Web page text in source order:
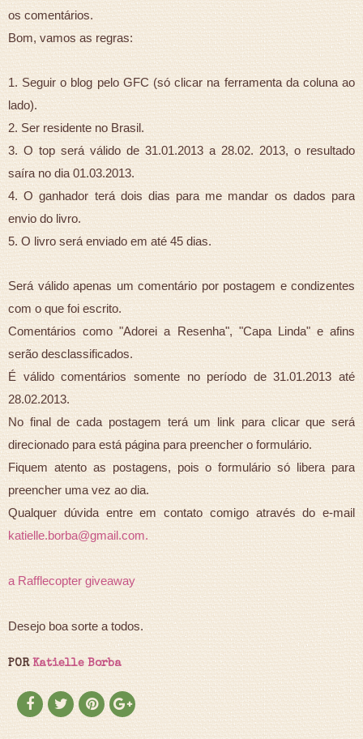
os comentários.
Bom, vamos as regras:
1. Seguir o blog pelo GFC (só clicar na ferramenta da coluna ao
lado).
2. Ser residente no Brasil.
3. O top será válido de 31.01.2013 a 28.02. 2013, o resultado
saíra no dia 01.03.2013.
4. O ganhador terá dois dias para me mandar os dados para
envio do livro.
5. O livro será enviado em até 45 dias.
Será válido apenas um comentário por postagem e condizentes
com o que foi escrito.
Comentários como "Adorei a Resenha", "Capa Linda" e afins
serão desclassificados.
É válido comentários somente no período de 31.01.2013 até
28.02.2013.
No final de cada postagem terá um link para clicar que será
direcionado para está página para preencher o formulário.
Fiquem atento as postagens, pois o formulário só libera para
preencher uma vez ao dia.
Qualquer dúvida entre em contato comigo através do e-mail
katielle.borba@gmail.com.
a Rafflecopter giveaway
Desejo boa sorte a todos.
PORKatielle Borba